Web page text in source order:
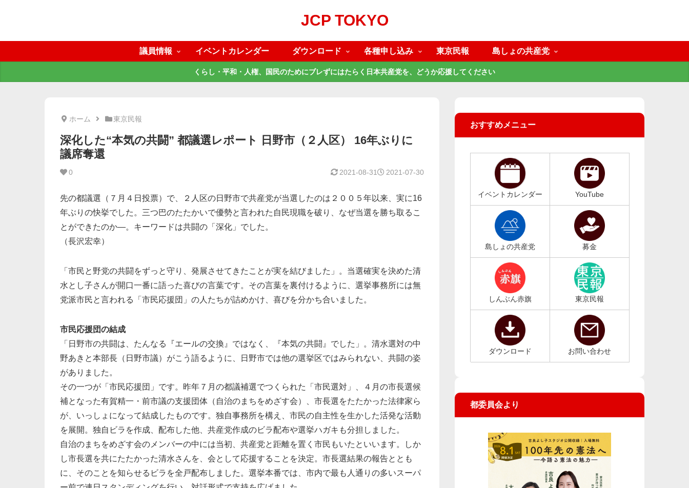
JCP TOKYO
議員情報 イベントカレンダー ダウンロード 各種申し込み 東京民報 島しょの共産党
くらし・平和・人権、国民のためにブレずにはたらく日本共産党を、どうか応援してください
ホーム 東京民報
深化した“本気の共闘” 都議選レポート 日野市（２人区） 16年ぶりに
議席奪還
0 2021-07-30
2021-08-31
先の都議選（７月４日投票）で、２人区の日野市で共産党が当選したのは２００５年以来、実に16
年ぶりの快挙でした。三つ巴のたたかいで優勢と言われた自民現職を破り、なぜ当選を勝ち取るこ
とができたのか―。キーワードは共闘の「深化」でした。
（長沢宏幸）
「市民と野党の共闘をずっと守り、発展させてきたことが実を結びました」。当選確実を決めた清
水とし子さんが開口一番に語った喜びの言葉です。その言葉を裏付けるように、選挙事務所には無
党派市民と言われる「市民応援団」の人たちが詰めかけ、喜びを分かち合いました。
市民応援団の結成
「日野市の共闘は、たんなる『エールの交換』ではなく、『本気の共闘』でした」。清水選対の中
野あきと本部長（日野市議）がこう語るように、日野市では他の選挙区ではみられない、共闘の姿
がありました。
その一つが「市民応援団」です。昨年７月の都議補選でつくられた「市民選対」、４月の市長選候
補となった有賀精一・前市議の支援団体（自治のまちをめざす会）、市長選をたたかった法律家ら
が、いっしょになって結成したものです。独自事務所を構え、市民の自主性を生かした活発な活動
を展開。独自ビラを作成、配布した他、共産党作成のビラ配布や選挙ハガキも分担しました。
自治のまちをめざす会のメンバーの中には当初、共産党と距離を置く市民もいたといいます。しか
し市長選を共にたたかった清水さんを、会として応援することを決定。市長選結果の報告ととも
に、そのことを知らせるビラを全戸配布しました。選挙本番では、市内で最も人通りの多いスーパ
おすすめメニュー
イベントカレンダー YouTube
島しょの共産党 募金
しんぶん赤旗 東京民報
ダウンロード お問い合わせ
都委員会より